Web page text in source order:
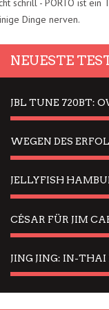
schrill - PORTO ist ein
Dinge nerven.
NEUESTE